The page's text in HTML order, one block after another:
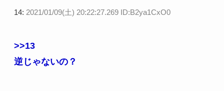
14: 2021/01/09(土) 20:22:27.269 ID:B2ya1CxO0
>>13
逆じゃないの？